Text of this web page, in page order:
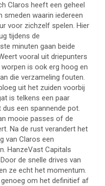
Claros heeft een geheel
smeden waarin iedereen
voor zichzelf spelen. Hier
tijdens de
minuten gaan beide
vooral uit driepunters
is ook erg hoog en
die verzameling fouten.
uit het zuiden voorbij
is telkens een paar
een spannende pot.
mooie passes of de
Na de rust verandert het
van Claros een
HanzeVast Capitals
de snelle drives van
ze echt het momentum.
om het definitief af